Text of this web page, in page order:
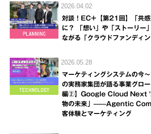
2026.04.02
対談！EC+【第21回】「共感
に？ 「想い」や「ストーリー
ながる「クラウドファンディ
2026.05.28
マーケティングシステムの今
の実務家集団が語る事業グロ
編②】Google Cloud Next
物の未来」——Agentic
客体験とマーケティング